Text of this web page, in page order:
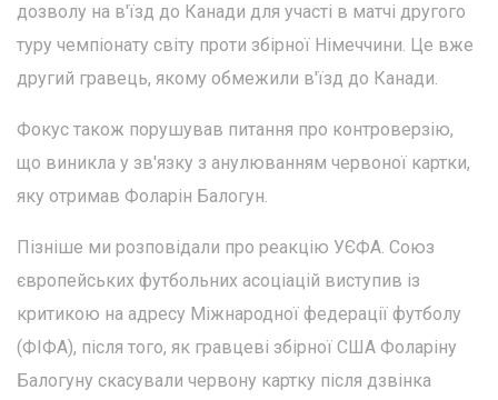
дозволу на в'їзд до Канади для участі в матчі другого
туру чемпіонату світу проти збірної Німеччини. Це вже
другий гравець, якому обмежили в'їзд до Канади.
Фокус також порушував питання про контроверзію,
що виникла у зв'язку з анулюванням червоної картки,
яку отримав Фоларін Балогун.
Пізніше ми розповідали про реакцію УЄФА. Союз
європейських футбольних асоціацій виступив із
критикою на адресу Міжнародної федерації футболу
(ФІФА), після того, як гравцеві збірної США Фоларіну
Балогуну скасували червону картку після дзвінка